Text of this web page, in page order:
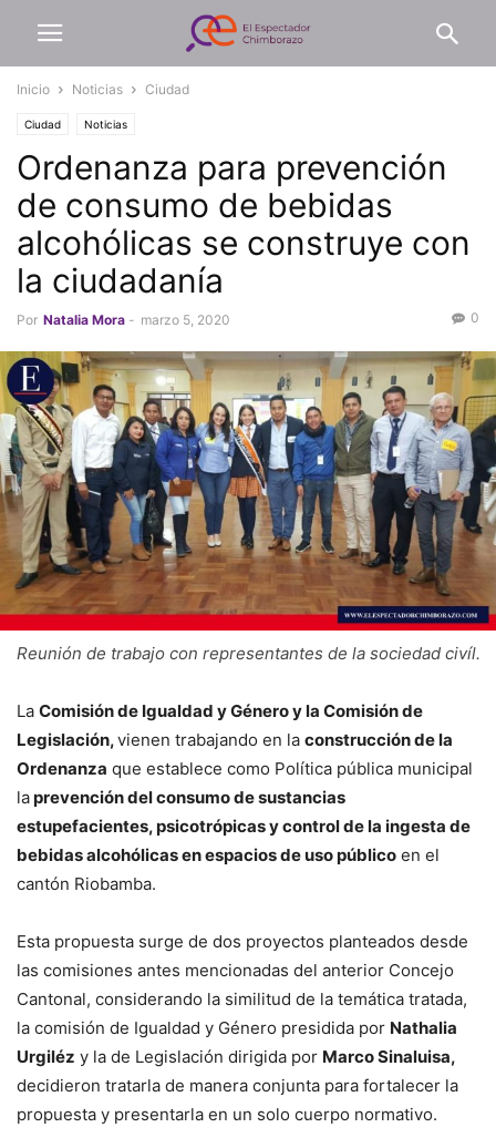
Inicio Noticias Ciudad
Ciudad Noticias
Ordenanza para prevención
de consumo de bebidas
alcohólicas se construye con
la ciudadanía
Por Natalia Mora - marzo 5, 2020 0
Reunión de trabajo con representantes de la sociedad civíl.
La Comisión de Igualdad y Género y la Comisión de
Legislación,vienen trabajando en la construcción de la
Ordenanza que establece como Política pública municipal
laprevención del consumo de sustancias
estupefacientes, psicotrópicas y control de la ingesta de
bebidas alcohólicas en espacios de uso público en el
cantón Riobamba.
Esta propuesta surge de dos proyectos planteados desde
las comisiones antes mencionadas del anterior Concejo
Cantonal, considerando la similitud de la temática tratada,
la comisión de Igualdad y Género presidida por Nathalia
Urgiléz y la de Legislación dirigida por Marco Sinaluisa,
decidieron tratarla de manera conjunta para fortalecer la
propuesta y presentarla en un solo cuerpo normativo.